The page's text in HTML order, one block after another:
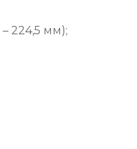
224,5 мм);